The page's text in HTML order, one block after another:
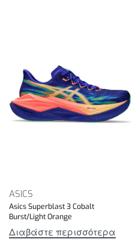
Drop: 5mm.
ASICS
Asics Superblast 3 Cobalt
Burst/Light Orange
Διαβάστε περισσότερα